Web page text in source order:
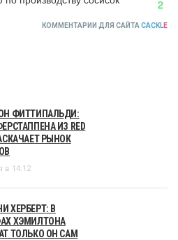
2
КОММЕНТАРИИ ДЛЯ САЙТА CACKLE
ФИТТИПАЛЬДИ:
ИЗ RED
РЫНОК
в 14:12
ХЕРБЕРТ: В
ХЭМИЛТОНА
ТОЛЬКО ОН САМ